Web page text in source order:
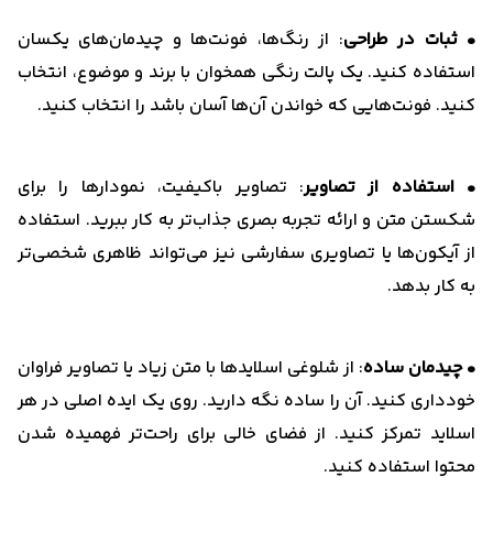
• ثبات در طراحی: از رنگ‌ها، فونت‌ها و چیدمان‌های یکسان
استفاده کنید. یک پالت رنگی همخوان با برند و موضوع، انتخاب
کنید. فونت‌هایی که خواندن آن‌ها آسان باشد را انتخاب کنید.
• استفاده از تصاویر: تصاویر باکیفیت، نمودارها را برای
شکستن متن و ارائه تجربه بصری جذاب‌تر به کار ببرید. استفاده
از آیکون‌ها یا تصاویری سفارشی نیز می‌تواند ظاهری شخصی‌تر
به کار بدهد.
• چیدمان ساده: از شلوغی اسلایدها با متن زیاد یا تصاویر فراوان
خودداری کنید. آن را ساده نگه دارید. روی یک ایده اصلی در هر
اسلاید تمرکز کنید. از فضای خالی برای راحت‌تر فهمیده شدن
محتوا استفاده کنید.